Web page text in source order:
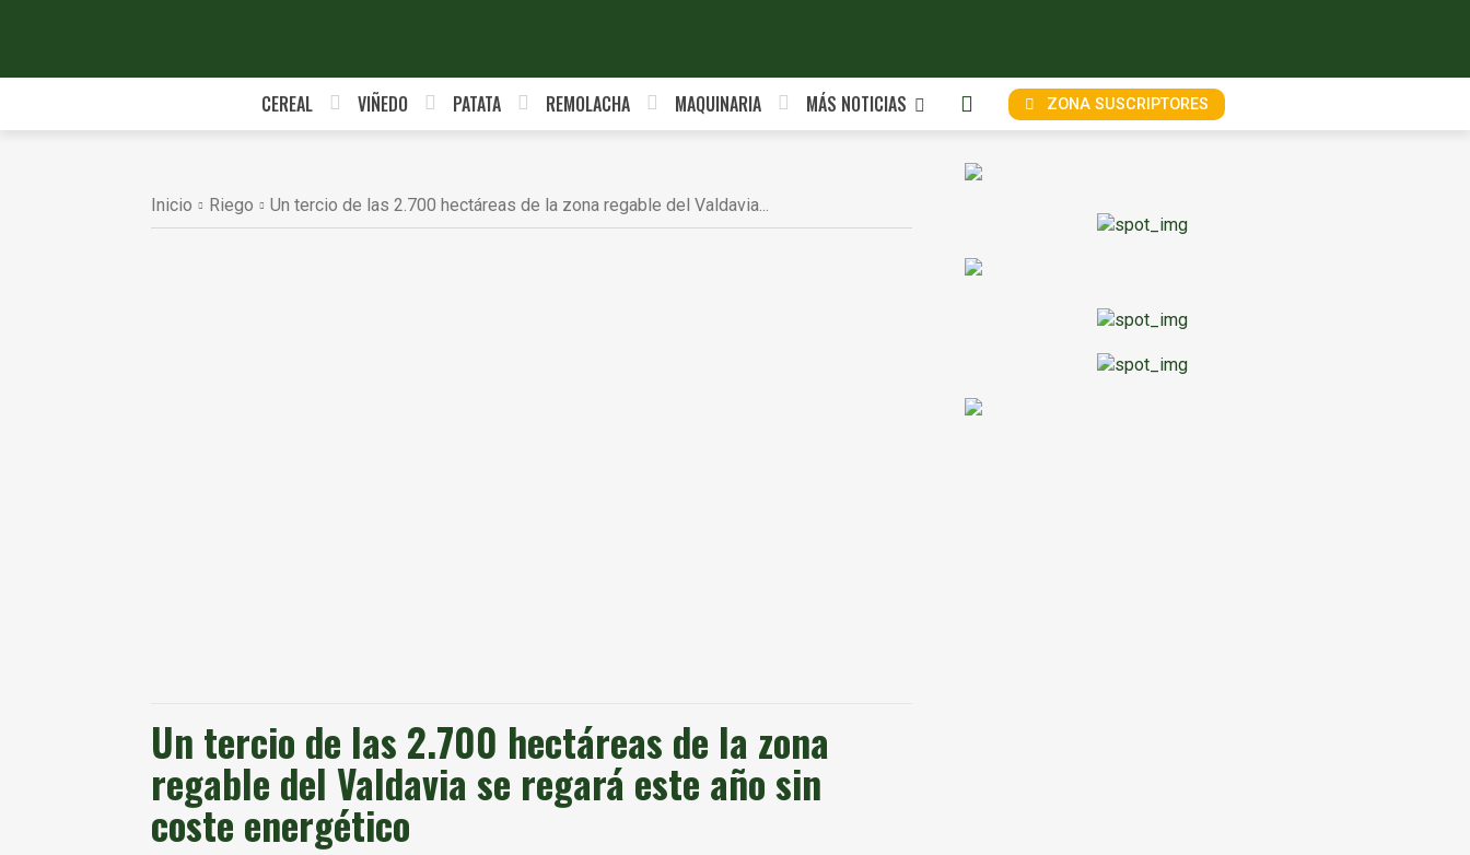
CEREAL VIÑEDO PATATA REMOLACHA MAQUINARIA MÁS NOTICIAS ZONA SUSCRIPTORES
Inicio Riego Un tercio de las 2.700 hectáreas de la zona regable del Valdavia...
Un tercio de las 2.700 hectáreas de la zona
regable del Valdavia se regará este año sin
coste energético